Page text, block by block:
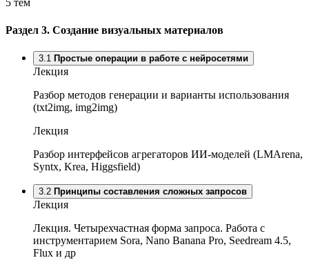
5 тем
Раздел 3. Создание визуальных материалов
3.1 Простые операции в работе с нейросетями
Лекция
Разбор методов генерации и варианты использования
(txt2img, img2img)
Лекция
Разбор интерфейсов агрегаторов ИИ-моделей (LMArena,
Syntx, Krea, Higgsfield)
3.2 Принципы составления сложных запросов
Лекция
Лекция. Четырехчастная форма запроса. Работа с
инструментарием Sora, Nano Banana Pro, Seedream 4.5,
Flux и др